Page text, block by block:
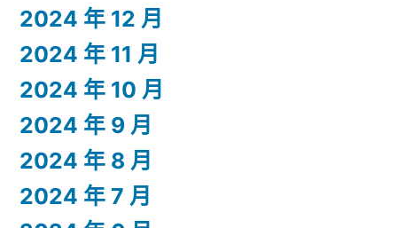
2024 年 12 月
2024 年 11 月
2024 年 10 月
2024 年 9 月
2024 年 8 月
2024 年 7 月